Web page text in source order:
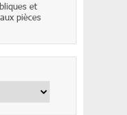
et
pièces